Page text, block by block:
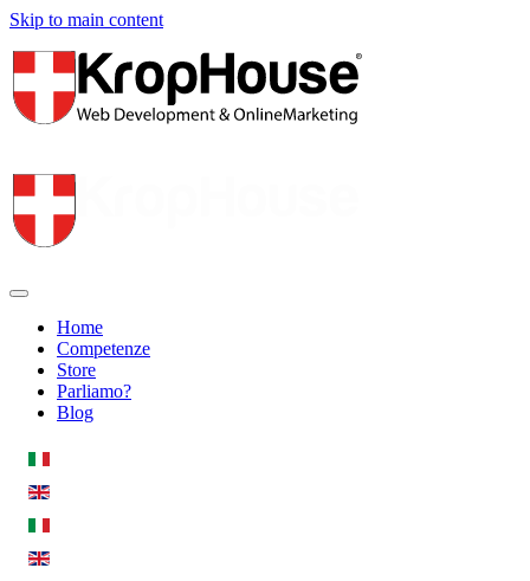
Skip to main content
Home
Competenze
Store
Parliamo?
Blog